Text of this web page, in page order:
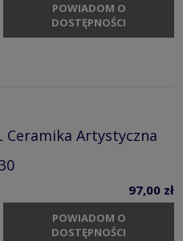
POWIADOM O
DOSTĘPNOŚCI
Ceramika Artystyczna
97,00 zł
POWIADOM O
DOSTĘPNOŚCI